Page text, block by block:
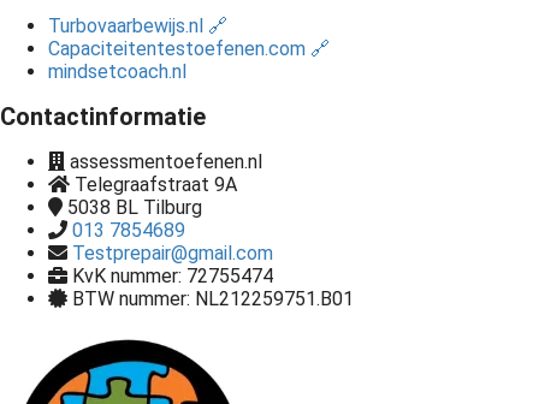
Turbovaarbewijs.nl 🔗
Capaciteitentestoefenen.com 🔗
mindsetcoach.nl
Contactinformatie
assessmentoefenen.nl
Telegraafstraat 9A
5038 BL Tilburg
013 7854689
Testprepair@gmail.com
KvK nummer: 72755474
BTW nummer: NL212259751.B01